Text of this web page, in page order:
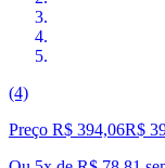
(4)
Preço R$ 394,06R$